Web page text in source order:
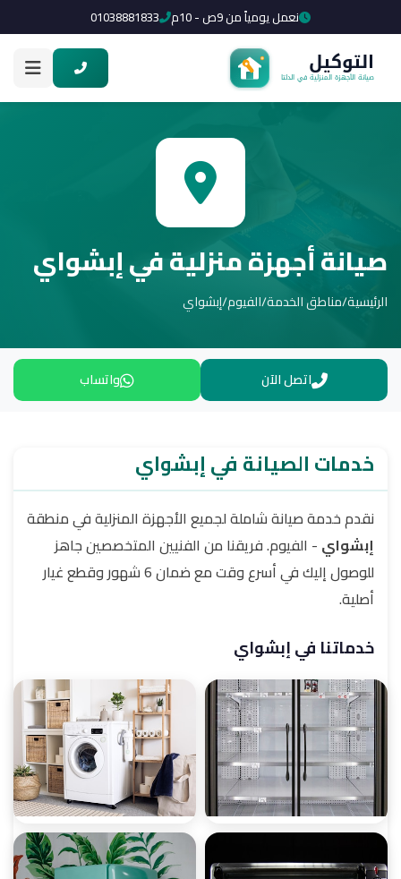
نعمل يومياً من 9ص - 10م 01038881833
صيانة أجهزة منزلية في إبشواي
الرئيسية/مناطق الخدمة/الفيوم/إبشواي
اتصل الآن واتساب
خدمات الصيانة في إبشواي
نقدم خدمة صيانة شاملة لجميع الأجهزة المنزلية في منطقة
إبشواي - الفيوم. فريقنا من الفنيين المتخصصين جاهز
للوصول إليك في أسرع وقت مع ضمان 6 شهور وقطع غيار
أصلية.
خدماتنا في إبشواي